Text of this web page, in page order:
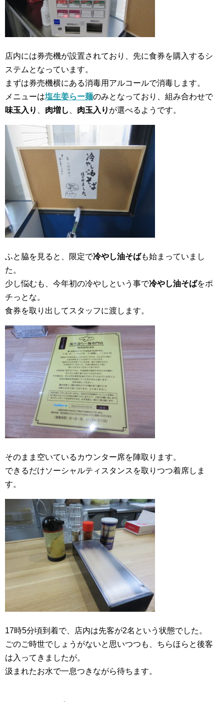
店内には券売機が設置されており、先に食券を購入するシ
ステムとなっています。
まずは券売機横にある消毒用アルコールで消毒します。
メニューは塩生姜らー麺のみとなっており、組み合わせで
味玉入り
肉増し 肉玉入り が選べるようです。
ふと脇を見ると、限定で冷やし油そばも始まっていまし
た。
少し悩むも、今年初の冷やしという事で冷やし油そばをポ
チっとな。
食券を取り出してスタッフに渡します。
そのまま空いているカウンター席を陣取ります。
できるだけソーシャルティスタンスを取りつつ着席しま
す。
17時5分頃到着で、店内は先客が2名という状態でした。
ごのご時世でしょうがないと思いつつも、ちらほらと後客
は入ってきましたが。
汲まれたお水で一息つきながら待ちます。